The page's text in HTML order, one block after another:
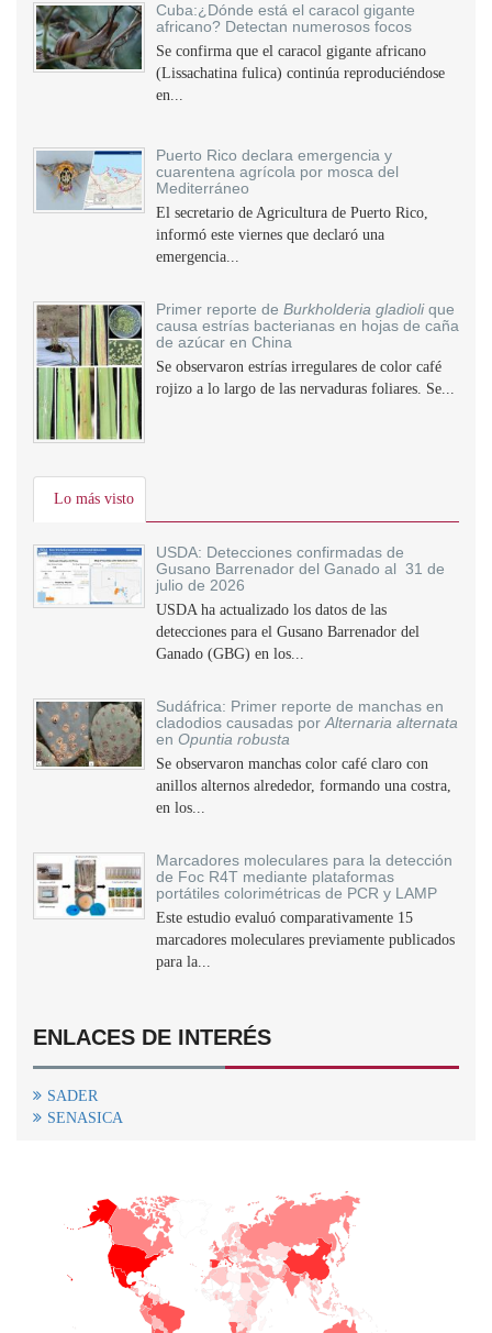
Cuba:¿Dónde está el caracol gigante
africano? Detectan numerosos focos
Se confirma que el caracol gigante africano
(Lissachatina fulica) continúa reproduciéndose
en...
Puerto Rico declara emergencia y
cuarentena agrícola por mosca del
Mediterráneo
El secretario de Agricultura de Puerto Rico,
informó este viernes que declaró una
emergencia...
Primer reporte de Burkholderia gladiolique
causa estrías bacterianas en hojas de caña
de azúcar en China
Se observaron estrías irregulares de color café
rojizo a lo largo de las nervaduras foliares. Se...
Lo más visto
USDA: Detecciones confirmadas de
Gusano Barrenador del Ganado al 31 de
julio de 2026
USDA ha actualizado los datos de las
detecciones para el Gusano Barrenador del
Ganado (GBG) en los...
Sudáfrica: Primer reporte de manchas en
cladodios causadas por Alternaria alternata
en Opuntia robusta
Se observaron manchas color café claro con
anillos alternos alrededor, formando una costra,
en los...
Marcadores moleculares para la detección
de Foc R4T mediante plataformas
portátiles colorimétricas de PCR y LAMP
Este estudio evaluó comparativamente 15
marcadores moleculares previamente publicados
para la...
ENLACES DE INTERÉS
SADER
SENASICA